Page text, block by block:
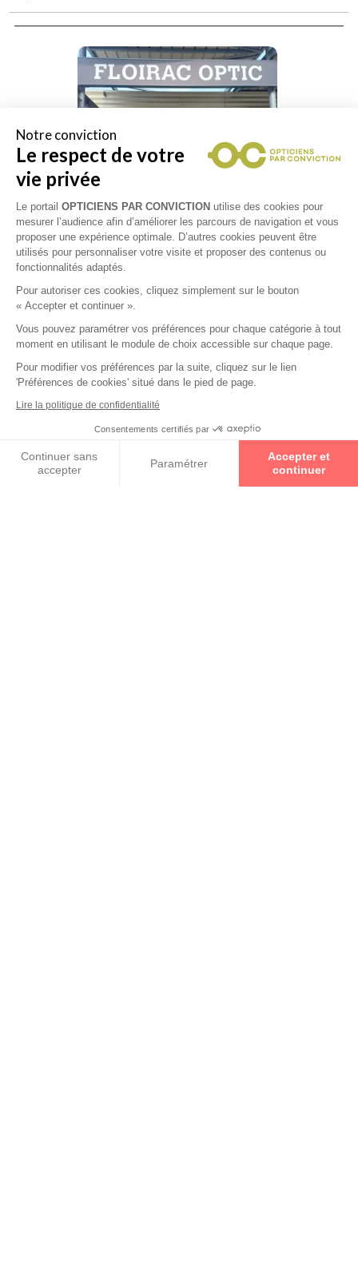
Collections
ETNIA BARCELONA
Notre conviction
Le respect de votre
vie privée
Le portail OPTICIENS PAR CONVICTION utilise des cookies pour
mesurer l’audience afin d’améliorer les parcours de navigation et vous
proposer une expérience optimale. D’autres cookies peuvent être
utilisés pour personnaliser votre visite et proposer des contenus ou
fonctionnalités adaptés.
Pour autoriser ces cookies, cliquez simplement sur le bouton
« Accepter et continuer ».
Vous pouvez paramétrer vos préférences pour chaque catégorie à tout
moment en utilisant le module de choix accessible sur chaque page.
Pour modifier vos préférences par la suite, cliquez sur le lien
'Préférences de cookies' situé dans le pied de page.
Lire la politique de confidentialité
Consentements certifiés par
Continuer sans
accepter
Paramétrer
Accepter et
continuer